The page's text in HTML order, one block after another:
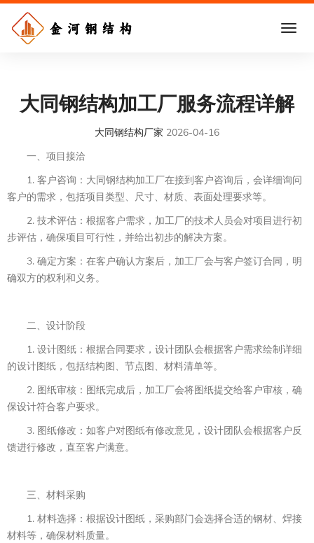
大同钢结构加工厂服务流程详解
大同钢结构厂家 2026-04-16
一、项目接洽
1. 客户咨询：大同钢结构加工厂在接到客户咨询后，会详细询问
客户的需求，包括项目类型、尺寸、材质、表面处理要求等。
2. 技术评估：根据客户需求，加工厂的技术人员会对项目进行初
步评估，确保项目可行性，并给出初步的解决方案。
3. 确定方案：在客户确认方案后，加工厂会与客户签订合同，明
确双方的权利和义务。
二、设计阶段
1. 设计图纸：根据合同要求，设计团队会根据客户需求绘制详细
的设计图纸，包括结构图、节点图、材料清单等。
2. 图纸审核：图纸完成后，加工厂会将图纸提交给客户审核，确
保设计符合客户要求。
3. 图纸修改：如客户对图纸有修改意见，设计团队会根据客户反
馈进行修改，直至客户满意。
三、材料采购
1. 材料选择：根据设计图纸，采购部门会选择合适的钢材、焊接
材料等，确保材料质量。